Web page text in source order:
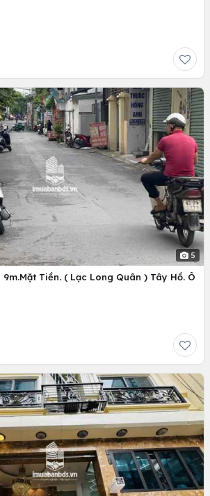
5
Tiền. ( Lạc Long Quân ) Tây Hồ. Ô